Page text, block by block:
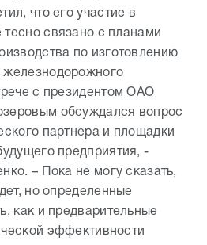
что его участие в
связано с планами
по изготовлению
железнодорожного
с президентом ОАО
обсуждался вопрос
партнера и площадки
предприятия, -
– Пока не могу сказать,
но определенные
как и предварительные
эффективности